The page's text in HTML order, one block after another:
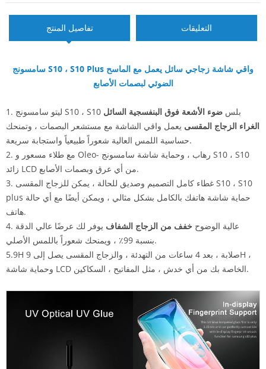
تفاصيل المنتج التعليقات
سامسونج S10 ، S10 Plus واقي شاشة زجاجي سائل يعمل مع الماسح
الضوئي لبصمات الأصابع
1. ليتو سامسونج S10 ، S10 بلس ضوء الأشعة فوق البنفسجية السائل
الغراء الزجاج المقسى يعمل واقي الشاشة مع مستشعر البصمات ، وتمنحك
حساسية اللمس العالية شعوراً طبيعياً واستجابة سريعة.
2. مع طلاء مسعور و Oleo- رهاب ، وحماية شاشة سامسونج S10 ، S10
زائد LCD من أي عرق وبصمات الأصابع.
3.
plus حماية شاشة هاتفك بالكامل بشكل مثالي ، ويمكن أيضًا مع أي حالة
هاتف.
4. عالية الوضوح خفف من الزجاج الشفاف يوفر لك عرضًا عالي الدقة
بنسبة 99٪ ، ويمنحك شعوراً باللمس الأصلي.
5.9H صلابة ، بعد 4 ساعات من التهدئة ، والزجاج المقسى يصل إلى 9H ،
وحماية شاشة LCD الخاصة بك من أي خدش ، مثل المفاتيح ، السكاكين.